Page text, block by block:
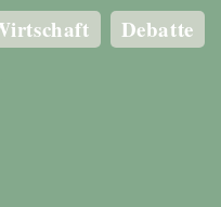
Debatte